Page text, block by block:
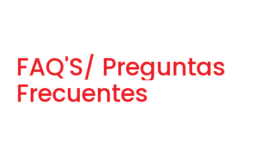
FAQ'S/ Preguntas
Frecuentes